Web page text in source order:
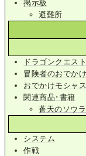
掲示板
避難所
ドラゴンクエス
冒険者のおでか
おでかけモシャ
関連商品･書籍
蒼天のソウラ
システム
作戦